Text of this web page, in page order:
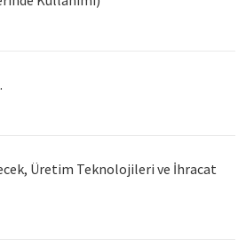
Üretim Teknolojileri ve İhracat